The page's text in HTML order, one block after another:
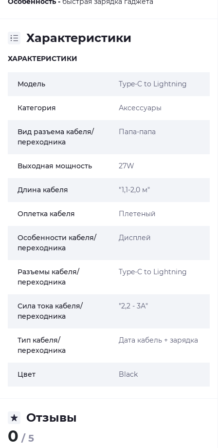
Характеристики
ХАРАКТЕРИСТИКИ
Модель Type-C to Lightning
Категория Аксессуары
Вид разъема кабеля/
переходника
Папа-папа
Выходная мощность 27W
Длина кабеля "1,1-2,0 м"
Оплетка кабеля Плетеный
Особенности кабеля/
переходника
Дисплей
Разъемы кабеля/
переходника
Type-C to Lightning
Сила тока кабеля/
переходника
"2,2 - 3А"
Тип кабеля/
переходника
Дата кабель + зарядка
Цвет Black
Отзывы
0 / 5